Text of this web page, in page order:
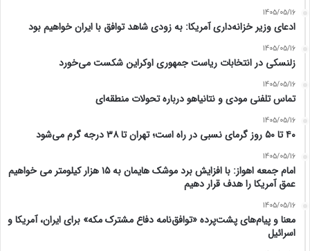
1405/05/16
ادعای وزیر خزانه‌داری آمریکا: به زودی شاهد توافق با ایران خواهیم بود
1405/05/16
زلنسکی در انتخابات ریاست جمهوری اوکراین شکست می‌خورد
1405/05/16
تماس تلفنی مودی و نتانیاهو درباره تحولات منطقه‌ای
1405/05/16
۴۰ تا ۵۰ روز گرمای نسبی در راه است؛ تهران تا ۳۸ درجه گرم می‌شود
1405/05/16
امام‌ جمعه اهواز: با افزایش برد موشک هایمان به ۱۵ هزار کیلومتر می خواهیم
عمق آمریکا را هدف قرار دهیم
1405/05/16
معنا و پیام‌های پشت‌پرده «توافق‌نامه دفاع مشترک مکه» برای ایران، آمریکا و
اسرائیل